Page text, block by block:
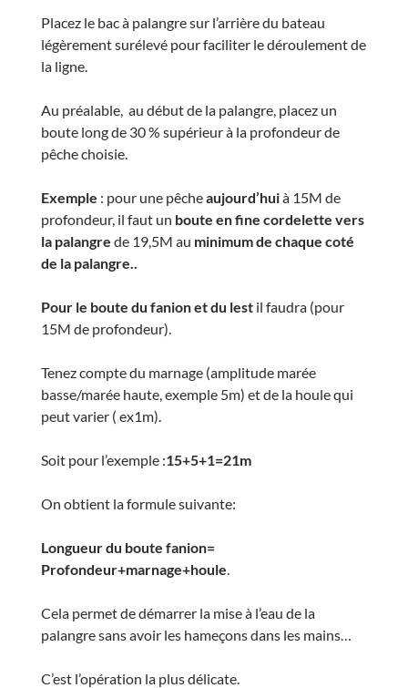
Placez le bac à palangre sur l’arrière du bateau
légèrement surélevé pour faciliter le déroulement de
la ligne.
Au préalable, au début de la palangre, placez un
boute long de 30 % supérieur à la profondeur de
pêche choisie.
Exemple : pour une pêcheaujourd’huià 15M de
profondeur, il faut un boute en fine cordelette vers
la palangre de 19,5M au minimum de chaque coté
de la palangre..
Pour le boute du fanion et du lestil faudra (pour
15M de profondeur).
Tenez compte du marnage (amplitude marée
basse/marée haute, exemple 5m) et de la houle qui
peut varier ( ex1m).
Soit pour l’exemple :15+5+1=21m
On obtient la formule suivante:
Longueur du boute fanion=
Profondeur+marnage+houle
Cela permet de démarrer la mise à l’eau de la
palangre sans avoir les hameçons dans les mains…
C’est l’opération la plus délicate.